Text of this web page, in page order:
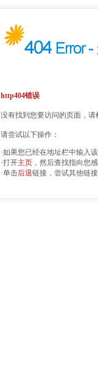
http404错误
没有找到您要访问的页面，
请尝试以下操作：
·如果您已经在地址栏中输入
·打开主页 ，然后查找指向您
·单击后退链接，尝试其他链